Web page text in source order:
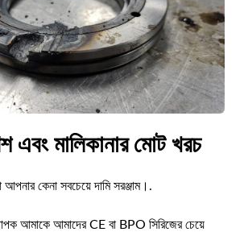
এবং মালিকানার মোট খরচ
কেনা সবচেয়ে দামি সরঞ্জাম।.
আমাকে আমাদের CE বা BPO সিরিজের চেয়ে